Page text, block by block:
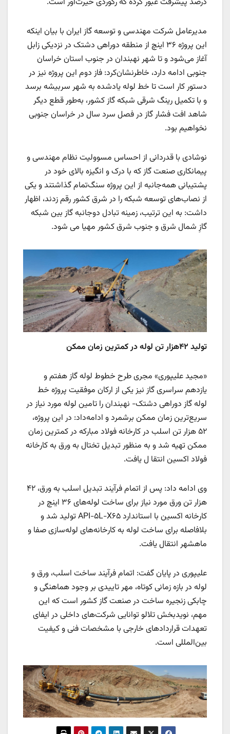
مدیرعامل شرکت مهندسی و توسعه گاز ایران با بیان اینکه
این پروژه ۳۶ اینچ از منطقه دوراهی دشتک در نزدیکی زابل
آغاز می‌شود و تا شهر نهبندان در جنوب استان خراسان
جنوبی ادامه دارد، خاطرنشان‌کرد: فاز دوم این پروژه نیز در
دستور کار است تا خط لوله یادشده به شهر سربیشه برسد
و با تکمیل رینگ شرقی شبکه گاز کشور، به‌طور قطع دیگر
شاهد افت فشار گاز در فصل‌ سرد سال در خراسان جنوبی
نخواهیم بود.
نوشادی با قدردانی از احساس مسوولیت نظام مهندسی و
پیمانکاری صنعت گاز که با درک و انگیزه بالای خود در
پشتیبانی همه‌جانبه از این پروژه سنگ‌تمام گذاشتند و یکی
از نصاب‌های توسعه شبکه‌ را در شرق کشور رقم زدند، اظهار
داشت: به این ترتیب، زمینه تبادل دوجانبه گاز بین شبکه
گازِ شمال شرق و جنوب شرق کشور مهیا می شود.
تولید ۴۲‌هزار تن لوله در کمترین زمان ممکن
«مجید علیپوری» مجری طرح خطوط لوله گاز هفتم و
یازدهم سراسری گاز نیز یکی از ارکان موفقیت‌ پروژه خط
لوله گاز دوراهی دشتک- نهبندان را تامین لوله مورد نیاز در
سریع‌ترین زمان ممکن برشمرد و ادامه‌داد: در این پروژه،
۵۲‌ هزار تن اسلب در کارخانه فولاد مبارکه در کمترین زمان
ممکن تهیه شد و به منظور تبدیل تختال به ورق به کارخانه
فولاد اکسین انتقا ل یافت.
وی ادامه داد: پس از اتمام فرآیند تبدیل اسلب به ورق، ۴۲
هزار تن ورق مورد نیاز برای ساخت لوله‌های ۳۶‌ اینچ در
کارخانه اکسین با استاندارد API-۵L-X۶۵ تولید شد و
بلافاصله برای ساخت لوله به کارخانه‌های لوله‌سازی صفا و
ماهشهر انتقال یافت.
علیپوری در پایان گفت: اتمام فرآیند ساخت اسلب، ورق و
لوله در بازه زمانی کوتاه، مهر تاییدی بر وجود هماهنگی و
چابکی زنجیره ساخت در صنعت گاز کشور است که این
مهم، نویدبخش تلالو توانایی شرکت‌های داخلی در ایفای
تعهدات قراردادهای خارجی با مشخصات فنی و کیفیت
بین‌المللی است.